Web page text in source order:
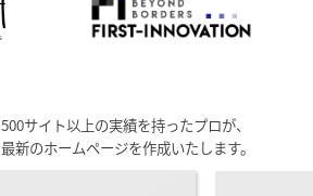
500サイト以上の実績を持ったプロが、
最新のホームページを作成いたします。